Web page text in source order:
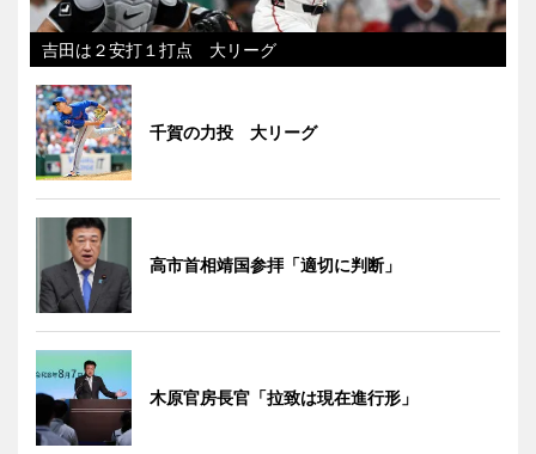
吉田は２安打１打点 大リーグ
千賀の力投 大リーグ
高市首相靖国参拝「適切に判断」
木原官房長官「拉致は現在進行形」